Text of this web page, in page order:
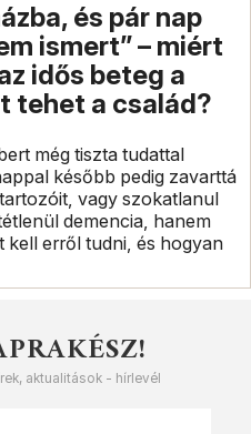
és pár nap
ismert” – miért
idős beteg a
tehet a család?
még tiszta tudattal
később pedig zavarttá
vagy szokatlanul
demencia, hanem
kell erről tudni, és hogyan
aktualitások - hírlevél